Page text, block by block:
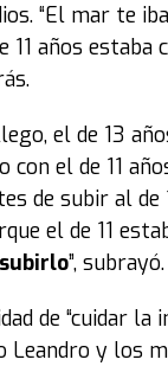
“El mar te
11 años estaba
el de 13
con el de 11
de subir al de
el de 11
”, subrayó.
de “cuidar la
Leandro y los